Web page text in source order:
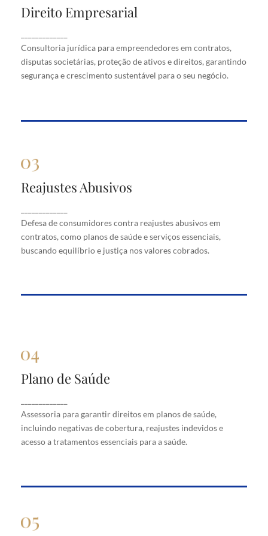
Direito Empresarial
Consultoria jurídica para empreendedores em contratos,
disputas societárias, proteção de ativos e direitos, garantindo
segurança e crescimento sustentável para o seu negócio.
Direito Empresarial
contratos, disputas societárias, proteção de ativos
e direitos, garantindo segurança e crescimento
sustentável para o seu negócio.
Reajustes Abusivos
Defesa de consumidores contra reajustes abusivos em
contratos, como planos de saúde e serviços essenciais,
buscando equilíbrio e justiça nos valores cobrados.
Reajustes Abusivos
em contratos, como planos de saúde e serviços
essenciais, buscando equilíbrio e justiça nos valores
cobrados.
Plano de Saúde
Assessoria para garantir direitos em planos de saúde,
incluindo negativas de cobertura, reajustes indevidos e
acesso a tratamentos essenciais para a saúde.
Plano de Saúde
saúde, incluindo negativas de cobertura, reajustes
indevidos e acesso a tratamentos essenciais para a
saúde.